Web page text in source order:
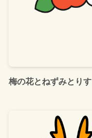
梅の花とねずみとりす